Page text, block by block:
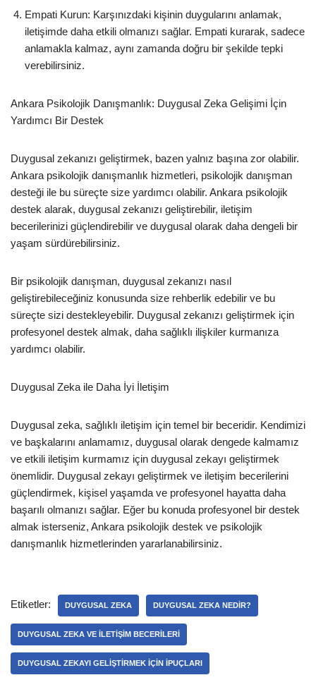
Empati Kurun: Karşınızdaki kişinin duygularını anlamak,
iletişimde daha etkili olmanızı sağlar. Empati kurarak, sadece
anlamakla kalmaz, aynı zamanda doğru bir şekilde tepki
verebilirsiniz.
Ankara Psikolojik Danışmanlık: Duygusal Zeka Gelişimi İçin
Yardımcı Bir Destek
Duygusal zekanızı geliştirmek, bazen yalnız başına zor olabilir.
Ankara psikolojik danışmanlık hizmetleri, psikolojik danışman
desteği ile bu süreçte size yardımcı olabilir. Ankara psikolojik
destek alarak, duygusal zekanızı geliştirebilir, iletişim
becerilerinizi güçlendirebilir ve duygusal olarak daha dengeli bir
yaşam sürdürebilirsiniz.
Bir psikolojik danışman, duygusal zekanızı nasıl
geliştirebileceğiniz konusunda size rehberlik edebilir ve bu
süreçte sizi destekleyebilir. Duygusal zekanızı geliştirmek için
profesyonel destek almak, daha sağlıklı ilişkiler kurmanıza
yardımcı olabilir.
Duygusal Zeka ile Daha İyi İletişim
Duygusal zeka, sağlıklı iletişim için temel bir beceridir. Kendimizi
ve başkalarını anlamamız, duygusal olarak dengede kalmamız
ve etkili iletişim kurmamız için duygusal zekayı geliştirmek
önemlidir. Duygusal zekayı geliştirmek ve iletişim becerilerini
güçlendirmek, kişisel yaşamda ve profesyonel hayatta daha
başarılı olmanızı sağlar. Eğer bu konuda profesyonel bir destek
almak isterseniz, Ankara psikolojik destek ve psikolojik
danışmanlık hizmetlerinden yararlanabilirsiniz.
Etiketler: DUYGUSAL ZEKA DUYGUSAL ZEKA NEDIR?
DUYGUSAL ZEKA VE ILETIŞIM BECERILERI
DUYGUSAL ZEKAYI GELIŞTIRMEK IÇIN IPUÇLARI